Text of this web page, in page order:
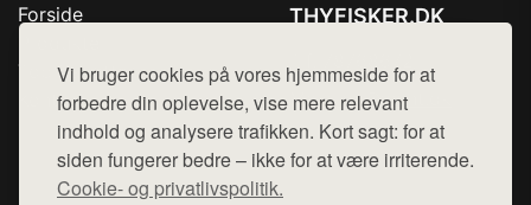
Vi bruger cookies på vores hjemmeside for at
forbedre din oplevelse, vise mere relevant
indhold og analysere trafikken. Kort sagt: for at
siden fungerer bedre – ikke for at være irriterende.
Cookie- og privatlivspolitik.
Forside
Top Rabatter
Kontakt
THYFISKER.DK
Mail: hej@want.dk
Cookie- og privatlivspolitik